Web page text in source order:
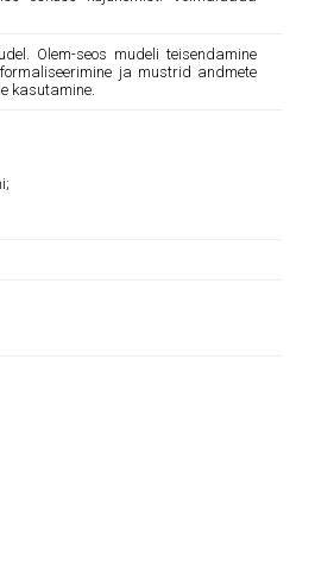
Olem-seos mudeli teisendamine
ja mustrid andmete
kasutamine.